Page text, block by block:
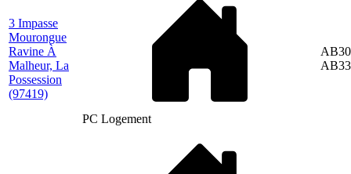
3 Impasse
Mourongue
Ravine À
Malheur, La
Possession
(97419)
PC Logement